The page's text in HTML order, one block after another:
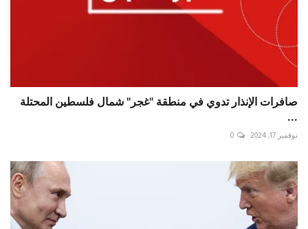
صافرات الإنذار تدوي في منطقة "غجر" شمال فلسطين المحتلة
...
نوفمبر 17, 2024 0